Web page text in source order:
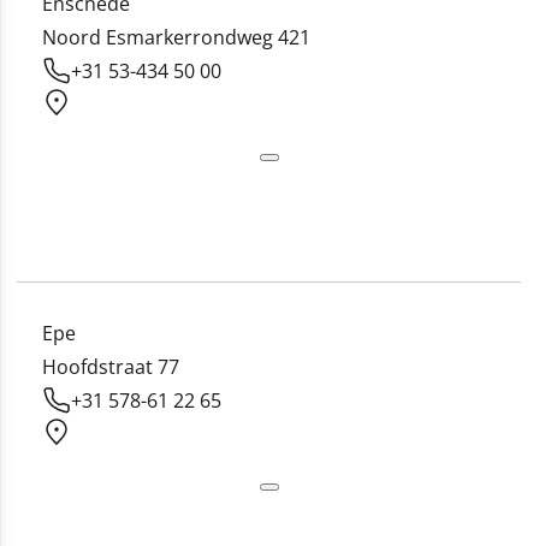
Noord Esmarkerrondweg 421
+31 53-434 50 00
Epe
Hoofdstraat 77
+31 578-61 22 65